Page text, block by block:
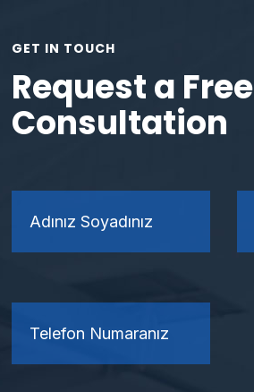
GET IN TOUCH
Request a Free
Consultation